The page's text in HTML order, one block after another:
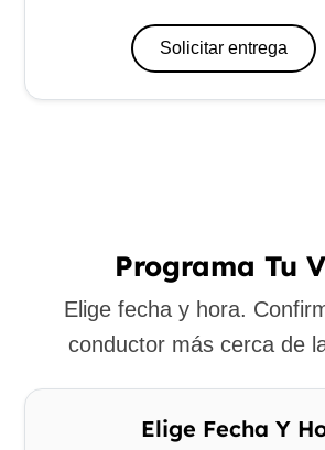
Solicitar entrega
Programa Tu
Elige fecha y hora.
conductor más cerca de
Elige Fecha Y